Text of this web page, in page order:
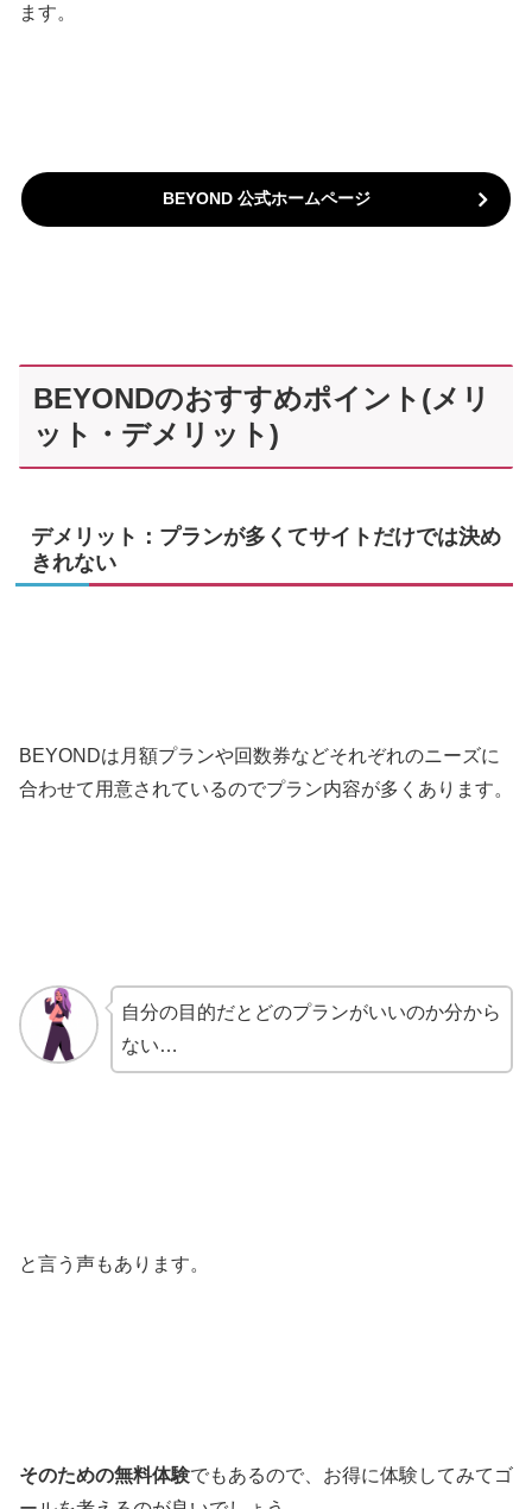
ます。
BEYOND 公式ホームページ
BEYONDのおすすめポイント(メリ
ット・デメリット)
デメリット：プランが多くてサイトだけでは決め
きれない
BEYONDは月額プランや回数券などそれぞれのニーズに
合わせて用意されているのでプラン内容が多くあります。
自分の目的だとどのプランがいいのか分から
ない…
と言う声もあります。
そのための無料体験でもあるので、お得に体験してみてゴ